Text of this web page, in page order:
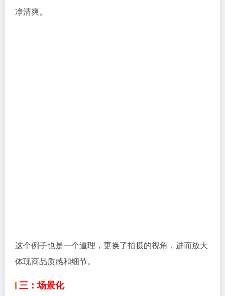
净清爽。
客户看到这样的图，就会想象自己融入其中阅读。
电锯和台灯的案例一样，所以说场景用的好，不仅仅是